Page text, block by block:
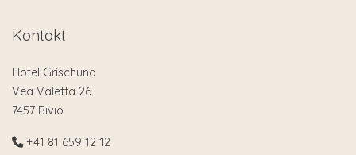
Kontakt
Hotel Grischuna
Vea Valetta 26
7457 Bivio
+41 81 659 12 12